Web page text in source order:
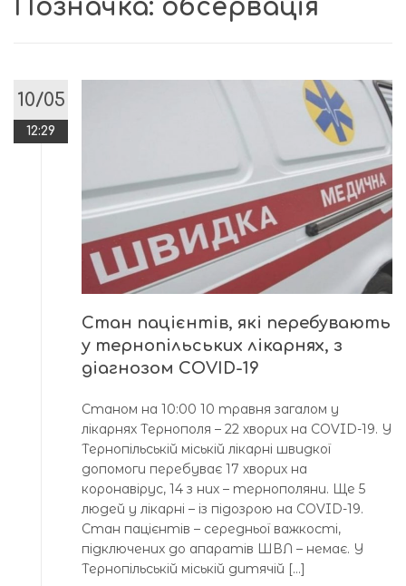
Позначка: обсервація
10/05
12:29
Стан пацієнтів, які перебувають
у тернопільських лікарнях, з
діагнозом COVID-19
Станом на 10:00 10 травня загалом у
лікарнях Тернополя – 22 хворих на COVID-19. У
Тернопільській міській лікарні швидкої
допомоги перебуває 17 хворих на
коронавірус, 14 з них – тернополяни. Ще 5
людей у лікарні – із підозрою на COVID-19.
Стан пацієнтів – середньої важкості,
підключених до апаратів ШВЛ – немає. У
Тернопільській міській дитячій […]